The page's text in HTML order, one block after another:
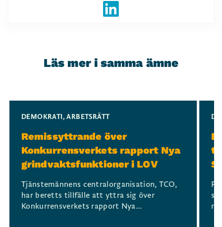
Läs mer i samma ämne
DEMOKRATI,ARBETSRÄTT
Remissyttrande över
Konkurrensverkets rapport Nya
grindvaktsfunktioner i LOV
Tjänstemännens centralorganisation, TCO,
har beretts tillfälle att yttra sig över
Konkurrensverkets rapport Nya...